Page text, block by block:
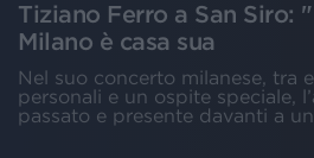
Tiziano Ferro a San Siro:
Milano è casa sua
Nel suo concerto milanese, tra
personali e un ospite speciale,
passato e presente davanti a